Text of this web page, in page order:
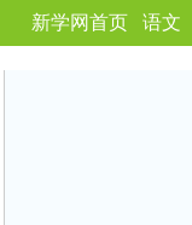
新学网首页 语文